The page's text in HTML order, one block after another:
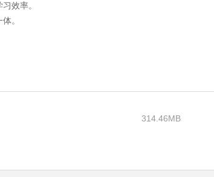
效率。
。
314.46MB